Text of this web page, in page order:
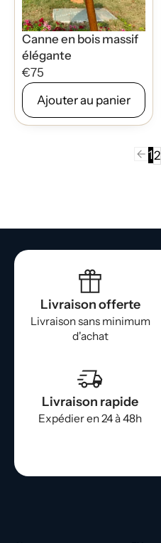
Canne en bois massif
élégante
€75
Ajouter au panier
12
Livraison offerte
Livraison sans minimum
d'achat
Livraison rapide
Expédier en 24 à 48h